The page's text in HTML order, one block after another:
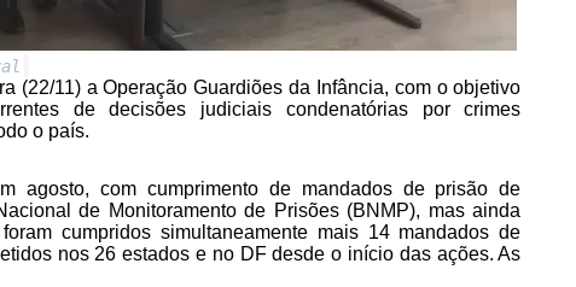
(22/11) a Operação Guardiões da Infância, com o objetivo
de decisões judiciais condenatórias por crimes
o país.
agosto, com cumprimento de mandados de prisão de
de Monitoramento de Prisões (BNMP), mas ainda
cumpridos simultaneamente mais 14 mandados de
nos 26 estados e no DF desde o início das ações. As